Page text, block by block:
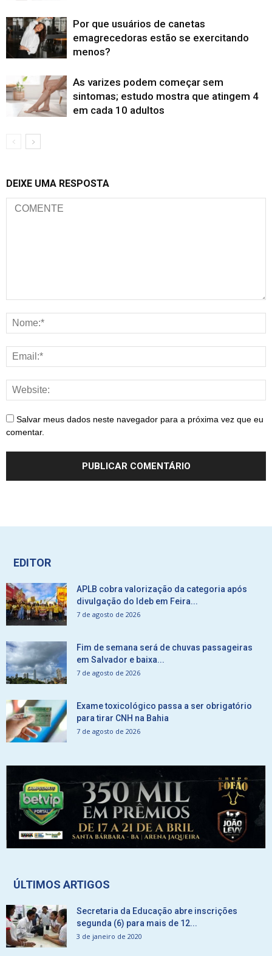
Por que usuários de canetas
emagrecedoras estão se exercitando
menos?
As varizes podem começar sem
sintomas; estudo mostra que atingem 4
em cada 10 adultos
DEIXE UMA RESPOSTA
Salvar meus dados neste navegador para a próxima vez que eu
comentar.
EDITOR
APLB cobra valorização da categoria após
divulgação do Ideb em Feira...
7 de agosto de 2026
Fim de semana será de chuvas passageiras
em Salvador e baixa...
7 de agosto de 2026
Exame toxicológico passa a ser obrigatório
para tirar CNH na Bahia
7 de agosto de 2026
ÚLTIMOS ARTIGOS
Secretaria da Educação abre inscrições
segunda (6) para mais de 12...
3 de janeiro de 2020